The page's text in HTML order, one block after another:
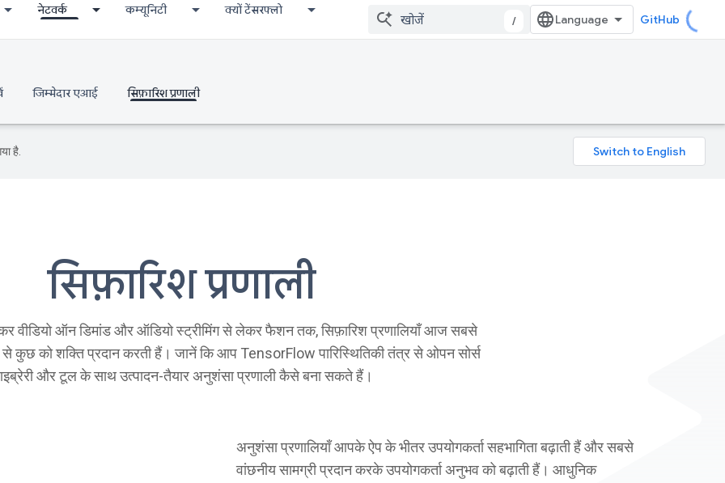
नेटवर्क कम्यूनिटी क्यों टेंसरफ्लो
/ GitHub
जिम्मेदार एआई सिफ़ारिश प्रणाली
है.
सिफ़ारिश प्रणाली
वीडियो ऑन डिमांड और ऑडियो स्ट्रीमिंग से लेकर फैशन तक, सिफ़ारिश प्रणालियाँ आज सबसे
से कुछ को शक्ति प्रदान करती हैं। जानें कि आप TensorFlow पारिस्थितिकी तंत्र से ओपन सोर्स
और टूल के साथ उत्पादन-तैयार अनुशंसा प्रणाली कैसे बना सकते हैं।
अनुशंसा प्रणालियाँ आपके ऐप के भीतर उपयोगकर्ता सहभागिता बढ़ाती हैं और सबसे
वांछनीय सामग्री प्रदान करके उपयोगकर्ता अनुभव को बढ़ाती हैं। आधुनिक